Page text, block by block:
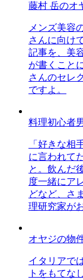
藤村 岳のオ
メンズ美容
さんに向け
記事を、美
が書くこと
さんのセレ
ですよ。
料理初心者
「好きな相
に言われて
と。飲んだ
度一緒にア
どなど、さ
理研究家が
オヤジの物
イタリアで
トをもてな